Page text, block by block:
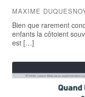
MAXIME
Bien que rarement
enfants la côtoient
est […]